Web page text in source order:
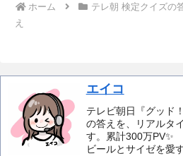
ホーム テレ朝 検定クイズの
え
エイコ
テレビ朝日『グッド
の答えを、リアルタ
す。累計300万PV✨️
ビールとサイゼを愛